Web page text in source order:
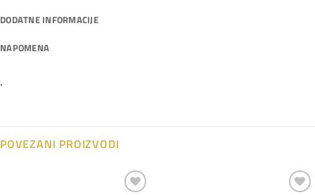
DODATNE INFORMACIJE
NAPOMENA
.
POVEZANI PROIZVODI